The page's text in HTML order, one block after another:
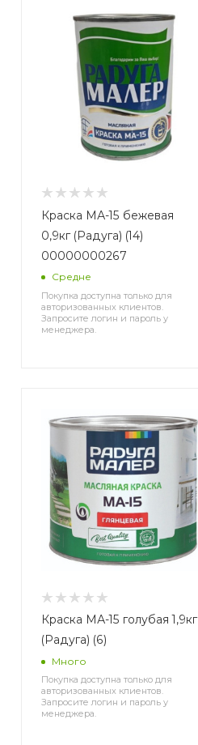
Краска МА-15 бежевая
0,9кг (Радуга) (14)
00000000267
Средне
Покупка доступна только для
авторизованных клиентов.
Запросите логин и пароль у
менеджера.
Краска МА-15 голубая 1,9кг
(Радуга) (6)
Много
Покупка доступна только для
авторизованных клиентов.
Запросите логин и пароль у
менеджера.